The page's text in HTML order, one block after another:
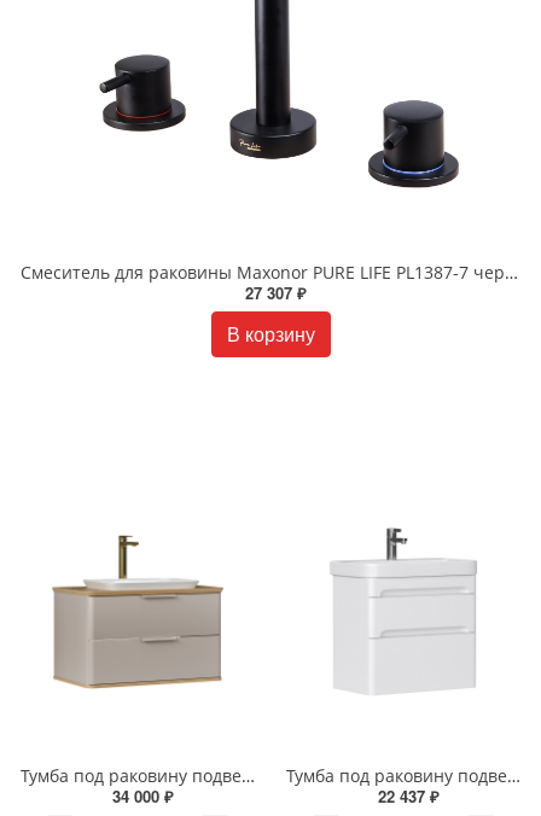
Смеситель для раковины Maxonor PURE LIFE PL1387-7 черный матовый
27 307 ₽
В корзину
Тумба под раковину подвесная EQUIL Десерт 80.2Я/Desert 80.2Y с ручками в цвет амарок tpDSRT80.2Y-25R амарок/дуб
34 000 ₽
Тумба под раковину подвесная EQUIL Найс 70 см tpNICE70.2Y-05 белая
22 437 ₽